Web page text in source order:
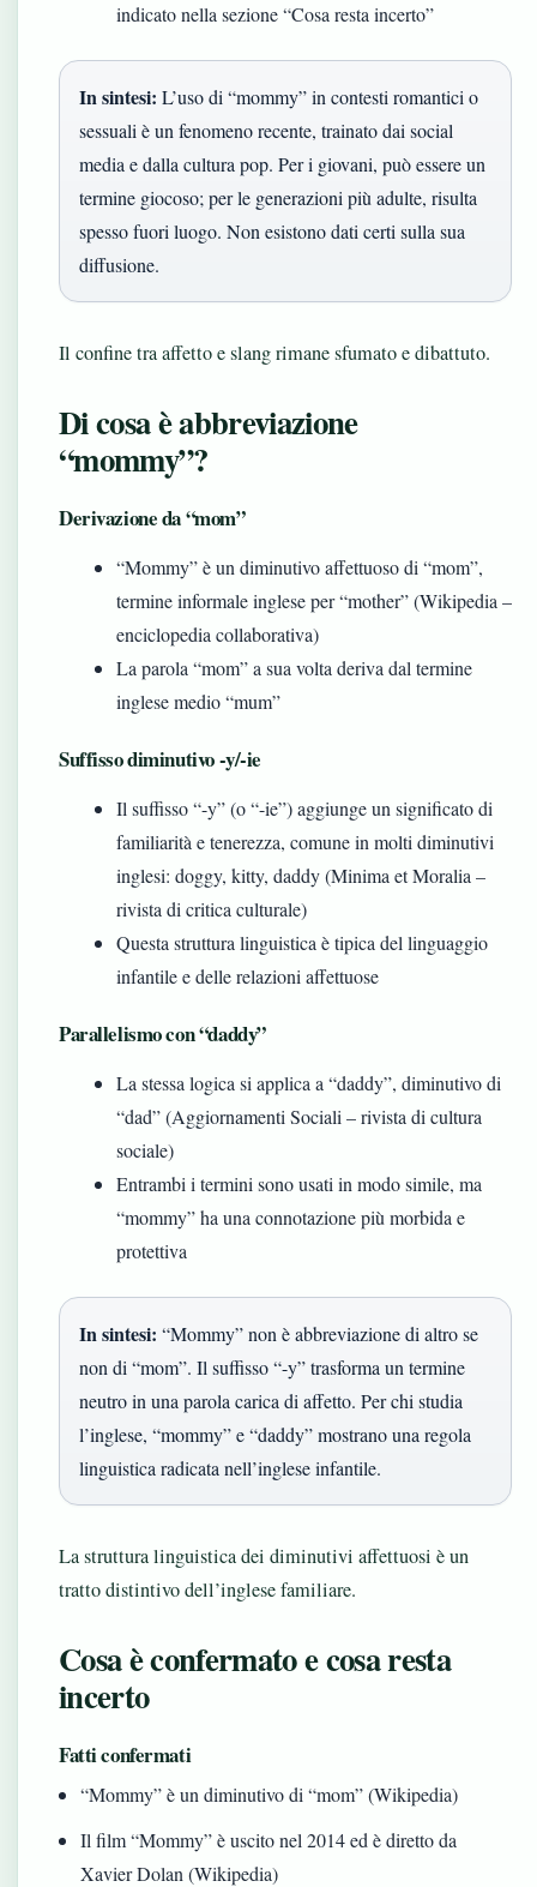
indicato nella sezione “Cosa resta incerto”
In sintesi: L’uso di “mommy” in contesti romantici o
sessuali è un fenomeno recente, trainato dai social
media e dalla cultura pop. Per i giovani, può essere un
termine giocoso; per le generazioni più adulte, risulta
spesso fuori luogo. Non esistono dati certi sulla sua
diffusione.
Il confine tra affetto e slang rimane sfumato e dibattuto.
Di cosa è abbreviazione
“mommy”?
Derivazione da “mom”
“Mommy” è un diminutivo affettuoso di “mom”,
termine informale inglese per “mother” (Wikipedia –
enciclopedia collaborativa)
La parola “mom” a sua volta deriva dal termine
inglese medio “mum”
Suffisso diminutivo -y/-ie
Il suffisso “-y” (o “-ie”) aggiunge un significato di
familiarità e tenerezza, comune in molti diminutivi
inglesi: doggy, kitty, daddy (Minima et Moralia –
rivista di critica culturale)
Questa struttura linguistica è tipica del linguaggio
infantile e delle relazioni affettuose
Parallelismo con “daddy”
La stessa logica si applica a “daddy”, diminutivo di
“dad” (Aggiornamenti Sociali – rivista di cultura
sociale)
Entrambi i termini sono usati in modo simile, ma
“mommy” ha una connotazione più morbida e
protettiva
In sintesi: “Mommy” non è abbreviazione di altro se
non di “mom”. Il suffisso “-y” trasforma un termine
neutro in una parola carica di affetto. Per chi studia
l’inglese, “mommy” e “daddy” mostrano una regola
linguistica radicata nell’inglese infantile.
La struttura linguistica dei diminutivi affettuosi è un
tratto distintivo dell’inglese familiare.
Cosa è confermato e cosa resta
incerto
Fatti confermati
“Mommy” è un diminutivo di “mom” (Wikipedia)
Il film “Mommy” è uscito nel 2014 ed è diretto da
Xavier Dolan (Wikipedia)